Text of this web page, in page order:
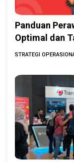
Panduan
Optimal dan
STRATEGI